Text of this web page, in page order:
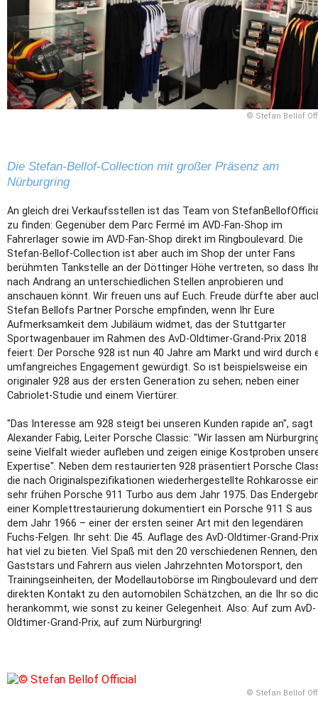
© Stefan Bellof
Die Stefan-Bellof-Collection mit großer Präsenz am
Nürburgring
An gleich drei Verkaufsstellen ist das Team von
zu finden: Gegenüber dem Parc Fermé im AVD-Fan-Shop im
Fahrerlager sowie im AVD-Fan-Shop direkt im Ringboulevard. Die
Stefan-Bellof-Collection ist aber auch im Shop der unter Fans
berühmten Tankstelle an der Döttinger Höhe vertreten, so dass
nach Andrang an unterschiedlichen Stellen anprobieren und
anschauen könnt. Wir freuen uns auf Euch. Freude dürfte aber
Stefan Bellofs Partner Porsche empfinden, wenn Ihr Eure
Aufmerksamkeit dem Jubiläum widmet, das der Stuttgarter
Sportwagenbauer im Rahmen des AvD-Oldtimer-Grand-Prix 2018
feiert: Der Porsche 928 ist nun 40 Jahre am Markt und wird durch
umfangreiches Engagement gewürdigt. So ist beispielsweise ein
originaler 928 aus der ersten Generation zu sehen; neben einer
Cabriolet-Studie und einem Viertürer.
"Das Interesse am 928 steigt bei unseren Kunden rapide an", sagt
Alexander Fabig, Leiter Porsche Classic: "Wir lassen am
seine Vielfalt wieder aufleben und zeigen einige Kostproben
Expertise". Neben dem restaurierten 928 präsentiert Porsche
die nach Originalspezifikationen wiederhergestellte Rohkarosse
sehr frühen Porsche 911 Turbo aus dem Jahr 1975. Das
einer Komplettrestaurierung dokumentiert ein Porsche 911 S aus
dem Jahr 1966 – einer der ersten seiner Art mit den legendären
Fuchs-Felgen. Ihr seht: Die 45. Auflage des AvD-Oldtimer-Grand-Prix
hat viel zu bieten. Viel Spaß mit den 20 verschiedenen Rennen, den
Gaststars und Fahrern aus vielen Jahrzehnten Motorsport, den
Trainingseinheiten, der Modellautobörse im Ringboulevard und
direkten Kontakt zu den automobilen Schätzchen, an die Ihr so
herankommt, wie sonst zu keiner Gelegenheit. Also: Auf zum AvD-
Oldtimer-Grand-Prix, auf zum Nürburgring!
© Stefan Bellof